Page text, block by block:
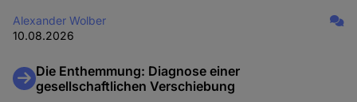
Alexander Wolber
10.08.2026
Die Enthemmung: Diagnose einer
gesellschaftlichen Verschiebung